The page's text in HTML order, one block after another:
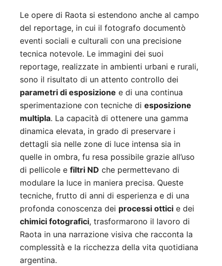
Le opere di Raota si estendono anche al campo
del reportage, in cui il fotografo documentò
eventi sociali e culturali con una precisione
tecnica notevole. Le immagini dei suoi
reportage, realizzate in ambienti urbani e rurali,
sono il risultato di un attento controllo dei
parametri di esposizione e di una continua
sperimentazione con tecniche di esposizione
multipla. La capacità di ottenere una gamma
dinamica elevata, in grado di preservare i
dettagli sia nelle zone di luce intensa sia in
quelle in ombra, fu resa possibile grazie all’uso
di pellicole e filtri ND che permettevano di
modulare la luce in maniera precisa. Queste
tecniche, frutto di anni di esperienza e di una
profonda conoscenza dei processi ottici e dei
chimici fotografici, trasformarono il lavoro di
Raota in una narrazione visiva che racconta la
complessità e la ricchezza della vita quotidiana
argentina.